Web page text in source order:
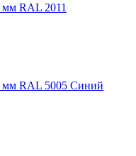
RAL 2011
RAL 5005 Синий